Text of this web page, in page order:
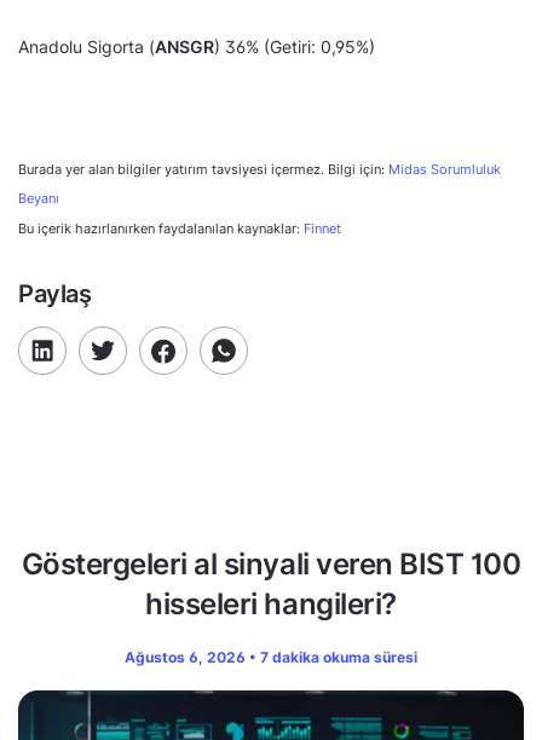
Anadolu Sigorta (ANSGR) 36% (Getiri: 0,95%)
Burada yer alan bilgiler yatırım tavsiyesi içermez. Bilgi için: Midas Sorumluluk
Beyanı
Bu içerik hazırlanırken faydalanılan kaynaklar: Finnet
Paylaş
Göstergeleri al sinyali veren BIST 100
hisseleri hangileri?
Ağustos 6, 2026 • 7 dakika okuma süresi